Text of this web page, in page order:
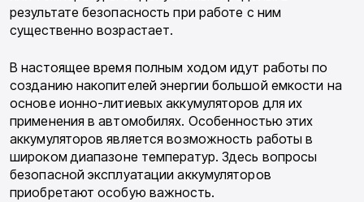
результате бе­зопасность при работе с ним
существенно воз­растает.
В настоящее время полным ходом идут ра­боты по
созданию накопителей энергии боль­шой емкости на
основе ионно-литиевых акку­муляторов для их
применения в автомобилях. Особенностью этих
аккумуляторов является возможность работы в
широком диапазоне температур. Здесь вопросы
безопасной эксплу­атации аккумуляторов
приобретают особую важность.